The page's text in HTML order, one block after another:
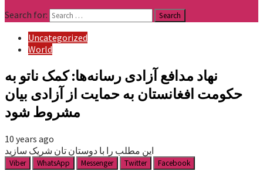
Search for:
Uncategorized
World
نهاد مدافع آزادی رسانه‌ها: کمک ناتو به
حکومت افغانستان به حمایت از آزادی بیان
مشروط شود
10 years ago
این مطلب را با دوستان تان شریک سازید
Viber WhatsApp Messenger Twitter Facebook